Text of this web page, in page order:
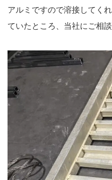
アルミですので溶接してく
ていたところ、当社にご相談